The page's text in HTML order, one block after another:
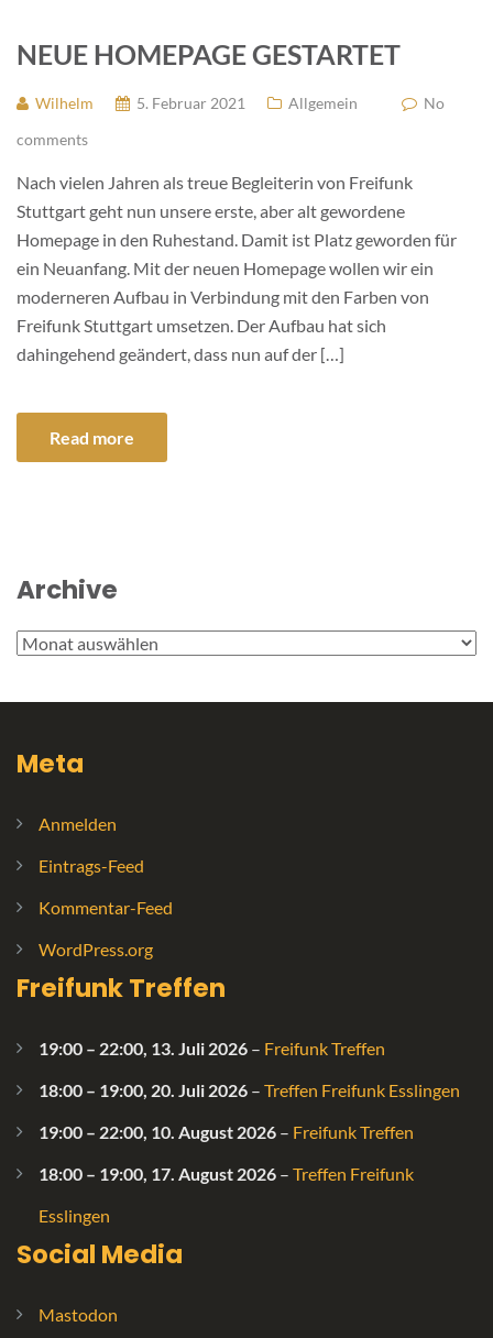
NEUE HOMEPAGE GESTARTET
Wilhelm 5. Februar 2021 Allgemein
No
comments
Nach vielen Jahren als treue Begleiterin von Freifunk
Stuttgart geht nun unsere erste, aber alt gewordene
Homepage in den Ruhestand. Damit ist Platz geworden für
ein Neuanfang. Mit der neuen Homepage wollen wir ein
moderneren Aufbau in Verbindung mit den Farben von
Freifunk Stuttgart umsetzen. Der Aufbau hat sich
dahingehend geändert, dass nun auf der […]
Read more
Archive
Archive
Meta
Anmelden
Eintrags-Feed
Kommentar-Feed
WordPress.org
Freifunk Treffen
19:00 – 22:00, 13. Juli 2026 – Freifunk Treffen
18:00 – 19:00, 20. Juli 2026 – Treffen Freifunk Esslingen
19:00 – 22:00, 10. August 2026 – Freifunk Treffen
18:00 – 19:00, 17. August 2026 – Treffen Freifunk
Esslingen
Social Media
Mastodon